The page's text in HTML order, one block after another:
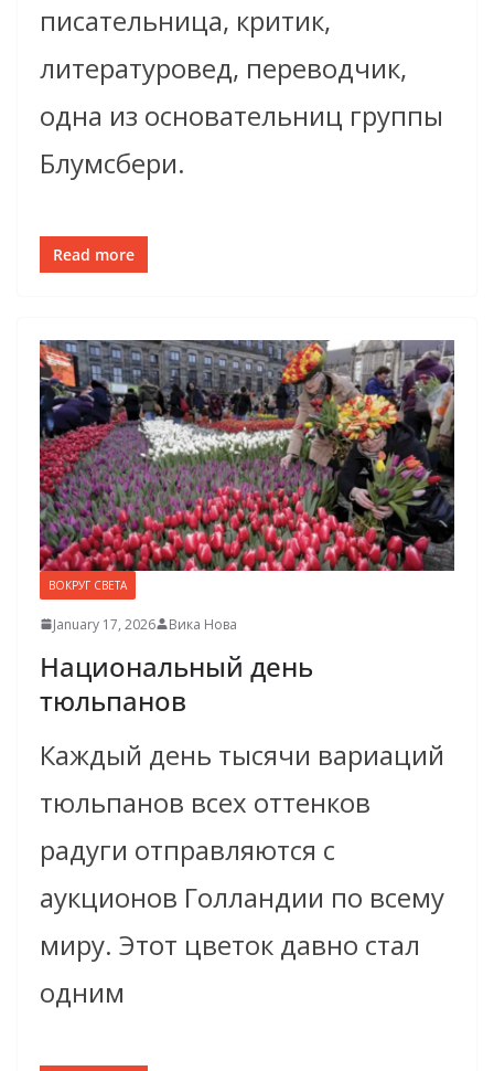
писательница, критик,
литературовед, переводчик,
одна из основательниц группы
Блумсбери.
Read more
ВОКРУГ СВЕТА
January 17, 2026 Вика Нова
Национальный день
тюльпанов
Каждый день тысячи вариаций
тюльпанов всех оттенков
радуги отправляются с
аукционов Голландии по всему
миру. Этот цветок давно стал
одним